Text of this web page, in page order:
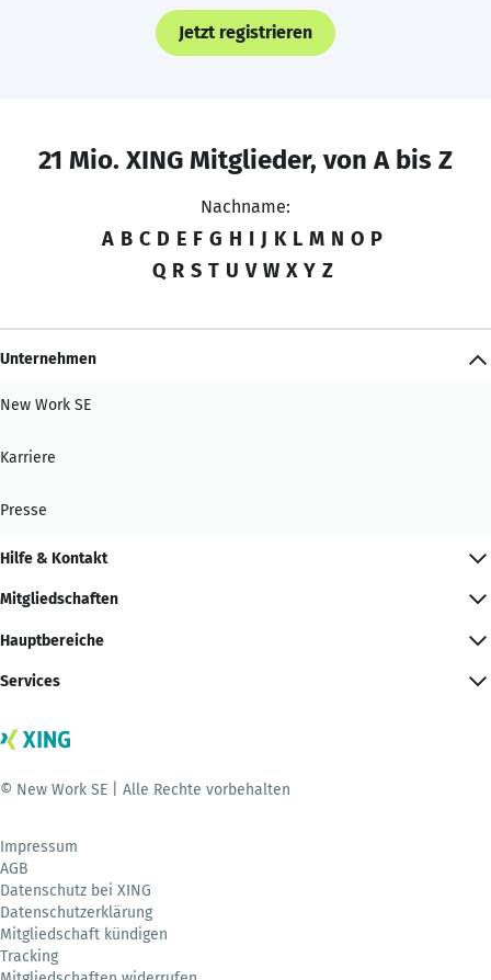
Jetzt registrieren
21 Mio. XING Mitglieder, von A bis Z
Nachname:
A B C D E F G H I J K L M N O P
Q R S T U V W X Y Z
Unternehmen
New Work SE
Karriere
Presse
Hilfe & Kontakt
Mitgliedschaften
Hauptbereiche
Services
© New Work SE | Alle Rechte vorbehalten
Impressum
AGB
Datenschutz bei XING
Datenschutzerklärung
Mitgliedschaft kündigen
Tracking